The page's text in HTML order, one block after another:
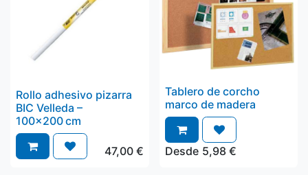
Rollo adhesivo pizarra
BIC Velleda –
100×200 cm
47,00€
Tablero de corcho
marco de madera
Desde 5,98 €